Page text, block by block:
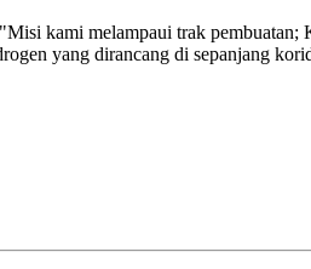
kami melampaui trak pembuatan;
yang dirancang di sepanjang